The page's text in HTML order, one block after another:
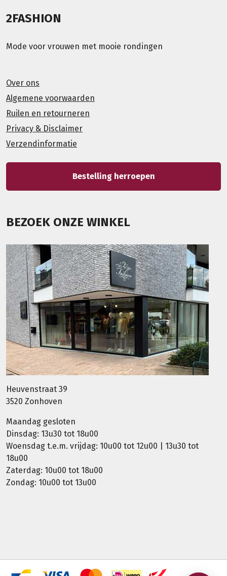
2FASHION
Mode voor vrouwen met mooie rondingen
Over ons
Algemene voorwaarden
Ruilen en retourneren
Privacy & Disclaimer
Verzendinformatie
Bestelling herroepen
BEZOEK ONZE WINKEL
Heuvenstraat 39
3520 Zonhoven
Maandag gesloten
Dinsdag: 13u30 tot 18u00
Woensdag t.e.m. vrijdag: 10u00 tot 12u00 | 13u30 tot
18u00
Zaterdag: 10u00 tot 18u00
Zondag: 10u00 tot 13u00